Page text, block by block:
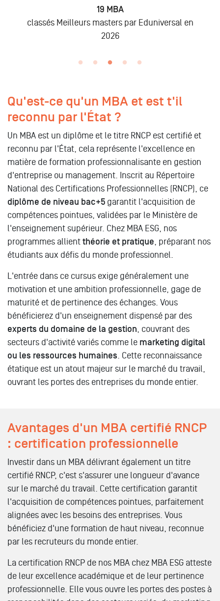
6 875 Alumni
lors des promo 2019 à 2025
Qu'est-ce qu'un MBA et est t'il
reconnu par l'État ?
Un MBA est un diplôme et le titre RNCP est certifié et
reconnu par l'État, cela représente l'excellence en
matière de formation professionnalisante en gestion
d'entreprise ou management. Inscrit au Répertoire
National des Certifications Professionnelles (RNCP), ce
diplôme de niveau bac+5 garantit l'acquisition de
compétences pointues, validées par le Ministère de
l'enseignement supérieur. Chez MBA ESG, nos
programmes allient théorie et pratique, préparant nos
étudiants aux défis du monde professionnel.
L'entrée dans ce cursus exige généralement une
motivation et une ambition professionnelle, gage de
maturité et de pertinence des échanges. Vous
bénéficierez d'un enseignement dispensé par des
experts du domaine de la gestion, couvrant des
secteurs d'activité variés comme le marketing digital
ou les ressources humaines. Cette reconnaissance
étatique est un atout majeur sur le marché du travail,
ouvrant les portes des entreprises du monde entier.
Avantages d'un MBA certifié RNCP
: certification professionnelle
Investir dans un MBA délivrant également un titre
certifié RNCP, c'est s'assurer une longueur d'avance
sur le marché du travail. Cette certification garantit
l'acquisition de compétences pointues, parfaitement
alignées avec les besoins des entreprises. Vous
bénéficiez d'une formation de haut niveau, reconnue
par les recruteurs du monde entier.
La certification RNCP de nos MBA chez MBA ESG atteste
de leur excellence académique et de leur pertinence
professionnelle. Elle vous ouvre les portes des postes à